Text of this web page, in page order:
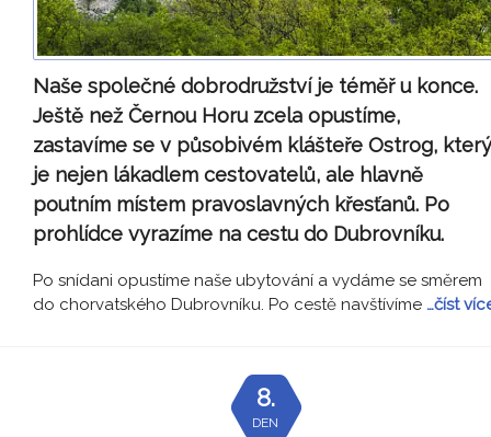
Naše společné dobrodružství je téměř u konce.
Ještě než Černou Horu zcela opustíme,
zastavíme se v působivém klášteře Ostrog, který
je nejen lákadlem cestovatelů, ale hlavně
poutním místem pravoslavných křesťanů. Po
prohlídce vyrazíme na cestu do Dubrovníku.
Po snídani opustíme naše ubytování a vydáme se směrem
do chorvatského Dubrovníku. Po cestě navštívíme …číst
8.
DEN